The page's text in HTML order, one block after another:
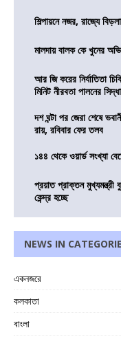
শিল্পায়নে নজর, রাজ্যে
মালদায় বালক কে খুনের
আর জি করের নির্যাতিতা
মিনিট নীরবতা পালনের
দশ ঘন্টা পর জেরা শেষে
রায়, রবিবার ফের তলব
১৪৪ থেকে ওয়ার্ড সংখ্যা
প্রয়াত প্রাক্তন মুখ্যমন্ত্রী
কেন্দ্র হচ্ছে
NEWS IN
একনজরে
কলকাতা
বাংলা